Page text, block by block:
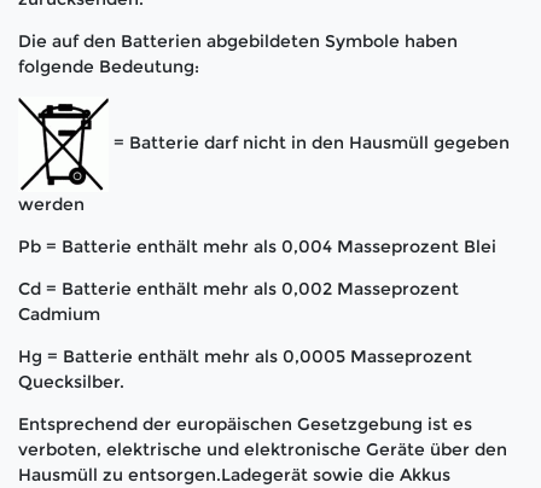
Die auf den Batterien abgebildeten Symbole haben
folgende Bedeutung:
= Batterie darf nicht in den Hausmüll gegeben
werden
Pb = Batterie enthält mehr als 0,004 Masseprozent Blei
Cd = Batterie enthält mehr als 0,002 Masseprozent
Cadmium
Hg = Batterie enthält mehr als 0,0005 Masseprozent
Quecksilber.
Entsprechend der europäischen Gesetzgebung ist es
verboten, elektrische und elektronische Geräte über den
Hausmüll zu entsorgen.Ladegerät sowie die Akkus